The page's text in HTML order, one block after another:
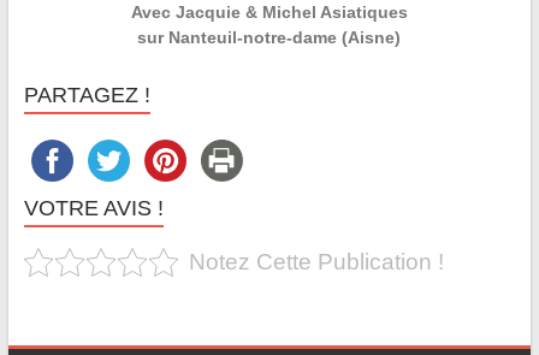
Avec Jacquie & Michel Asiatiques
sur Nanteuil-notre-dame (Aisne)
PARTAGEZ !
VOTRE AVIS !
Notez Cette Publication !